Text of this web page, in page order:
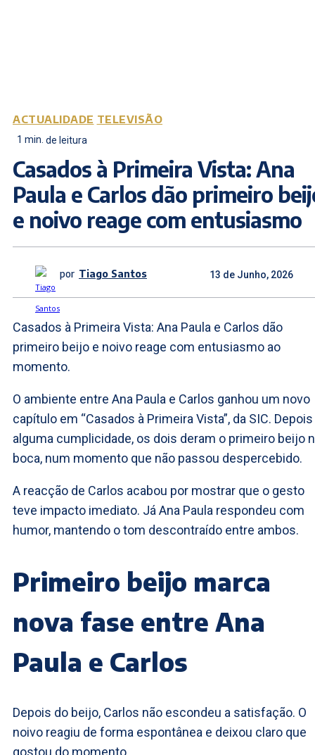
ACTUALIDADE TELEVISÃO
1 min. de leitura
Casados à Primeira Vista: Ana
Paula e Carlos dão primeiro
e noivo reage com entusiasmo
por Tiago Santos 13 de Junho, 2026
Casados à Primeira Vista: Ana Paula e Carlos dão
primeiro beijo e noivo reage com entusiasmo ao
momento.
O ambiente entre Ana Paula e Carlos ganhou um novo
capítulo em “Casados à Primeira Vista”, da SIC.
alguma cumplicidade, os dois deram o primeiro beijo
boca, num momento que não passou despercebido.
A reacção de Carlos acabou por mostrar que o gesto
teve impacto imediato. Já Ana Paula respondeu com
humor, mantendo o tom descontraído entre ambos.
Primeiro beijo marca
nova fase entre Ana
Paula e Carlos
Depois do beijo, Carlos não escondeu a satisfação. O
noivo reagiu de forma espontânea e deixou claro que
gostou do momento.